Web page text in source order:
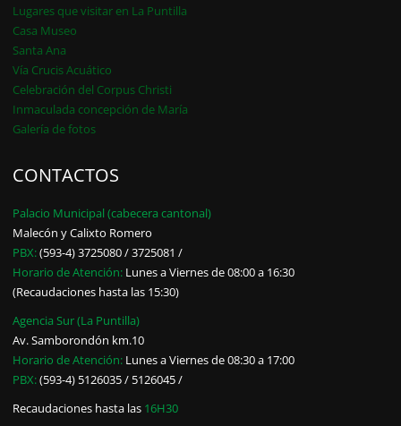
Lugares que visitar en La Puntilla
Casa Museo
Santa Ana
Vía Crucis Acuático
Celebración del Corpus Christi
Inmaculada concepción de María
Galería de fotos
CONTACTOS
Palacio Municipal (cabecera cantonal)
Malecón y Calixto Romero
PBX:(593-4) 3725080 / 3725081 /
Horario de Atención: Lunes a Viernes de 08:00 a 16:30
(Recaudaciones hasta las 15:30)
Agencia Sur (La Puntilla)
Av. Samborondón km.10
Horario de Atención: Lunes a Viernes de 08:30 a 17:00
PBX:(593-4) 5126035 / 5126045 /
Recaudaciones hasta las 16H30